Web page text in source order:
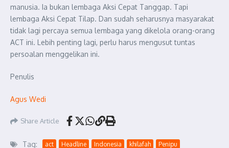
manusia. Ia bukan lembaga Aksi Cepat Tanggap. Tapi
lembaga Aksi Cepat Tilap. Dan sudah seharusnya masyarakat
tidak lagi percaya semua lembaga yang dikelola orang-orang
ACT ini. Lebih penting lagi, perlu harus mengusut tuntas
persoalan menggelikan ini.
Penulis
Agus Wedi
Share Article
Tag: act Headline Indonesia khilafah Penipu